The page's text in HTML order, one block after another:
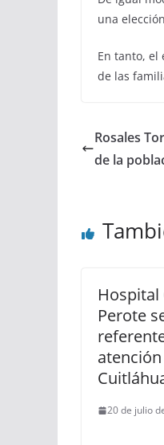
una
En tanto,
de las
Rosales
de la
Hospital
Perote
20 de julio